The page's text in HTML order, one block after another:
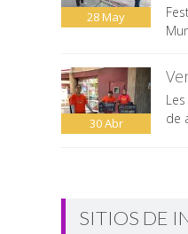
28May
30Abr
de
SITIOS DE